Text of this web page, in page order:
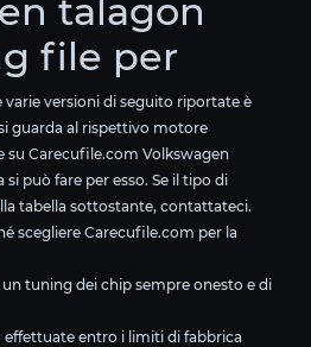
talagon
file per
varie versioni di seguito riportate è
guarda al rispettivo motore
su Carecufile.com Volkswagen
può fare per esso. Se il tipo di
tabella sottostante, contattateci.
scegliere Carecufile.com per la
tuning dei chip sempre onesto e di
effettuate entro i limiti di fabbrica